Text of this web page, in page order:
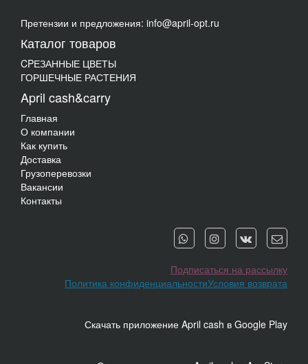
Претензии и предложения: info@april-opt.ru
Каталог товаров
CPЕЗАННЫЕ ЦВЕТЫ
ГОРШЕЧНЫЕ РАСТЕНИЯ
April cash&carry
Главная
О компании
Как купить
Доставка
Грузоперевозки
Вакансии
Контакты
Подписаться на рассылку
Условия возврата
Политика конфиденциальности
Скачать приложение April cash в Google Play